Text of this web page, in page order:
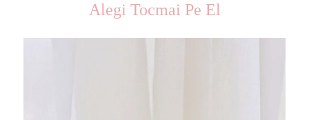
Alegi Tocmai Pe El